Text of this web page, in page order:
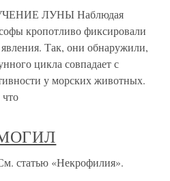
ЛУНЫ Наблюдая
кропотливо фиксировали
Так, они обнаружили,
цикла совпадает с
у морских животных.
«Некрофилия».